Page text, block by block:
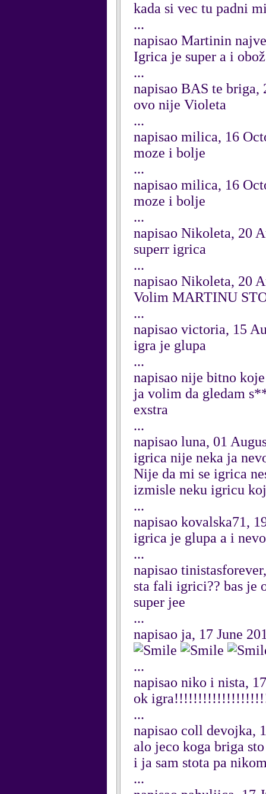
kada si vec tu padni
...
napisao Martinin
Igrica je super a i
...
napisao BAS te briga,
ovo nije Violeta
...
napisao milica, 16
moze i bolje
...
napisao milica, 16
moze i bolje
...
napisao Nikoleta, 20
superr igrica
...
napisao Nikoleta, 20
Volim MARTINU
...
napisao victoria, 15
igra je glupa
...
napisao nije bitno
ja volim da gledam
exstra
...
napisao luna, 01
igrica nije neka ja
Nije da mi se igrica
izmisle neku igricu
...
napisao kovalska71,
igrica je glupa a i
...
napisao
sta fali igrici?? bas je
super jee
...
napisao ja, 17 June
...
napisao niko i nista,
ok
...
napisao coll devojka,
alo jeco koga briga
i ja sam stota pa
...